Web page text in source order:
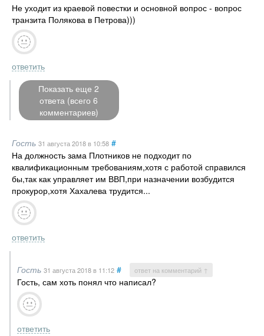
Не уходит из краевой повестки и основной вопрос - вопрос
транзита Полякова в Петрова)))
ответить
Показать еще 2
ответа (всего 6
комментариев)
Гость 31 августа 2018в 10:58 #
На должность зама Плотников не подходит по
квалификационным требованиям,хотя с работой справился
бы,так как управляет им ВВП,при назначении возбудится
прокурор,хотя Хахалева трудится...
ответить
Гость 31 августа 2018в 11:12 # ответ на комментарий ↑
Гость, сам хоть понял что написал?
ответить